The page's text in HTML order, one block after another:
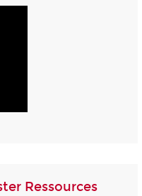
Ressources